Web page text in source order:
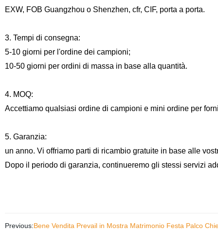
EXW, FOB Guangzhou o Shenzhen, cfr, CIF, porta a porta.
3. Tempi di consegna:
5-10 giorni per l'ordine dei campioni;
10-50 giorni per ordini di massa in base alla quantità.
4. MOQ:
Accettiamo qualsiasi ordine di campioni e mini ordine per
5. Garanzia:
un anno. Vi offriamo parti di ricambio gratuite in base alle
Dopo il periodo di garanzia, continueremo gli stessi servizi
Previous:Bene Vendita Prevail in Mostra Matrimonio Festa Palco